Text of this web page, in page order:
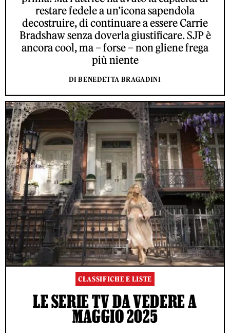
restare fedele a un’icona sapendola
decostruire, di continuare a essere Carrie
Bradshaw senza doverla giustificare. SJP è
ancora cool, ma – forse – non gliene frega
più niente
DI BENEDETTA BRAGADINI
CLASSIFICHE E LISTE
LE SERIE TV DA VEDERE A
MAGGIO 2025